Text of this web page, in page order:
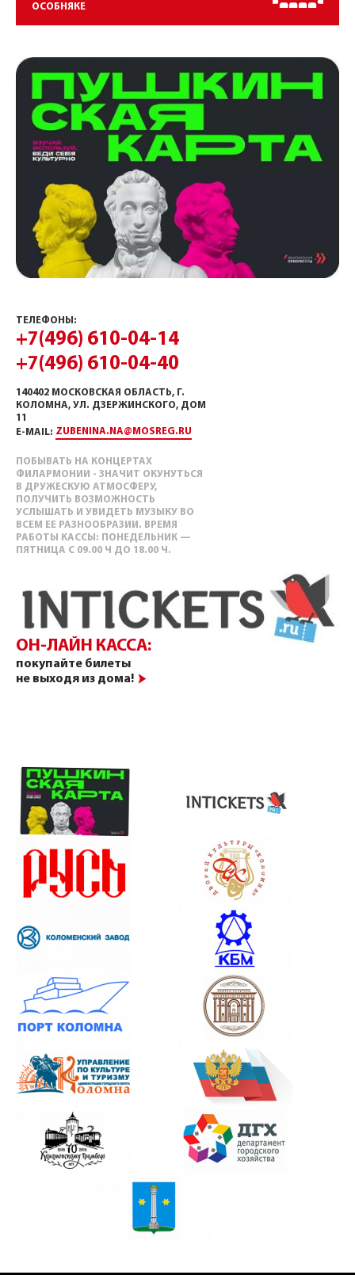
ОСОБНЯКЕ
ТЕЛЕФОНЫ:
+7(496) 610-04-14
+7(496) 610-04-40
140402 МОСКОВСКАЯ ОБЛАСТЬ, Г.
КОЛОМНА, УЛ. ДЗЕРЖИНСКОГО, ДОМ
11
E-MAIL: ZUBENINA.NA@MOSREG.RU
ПОБЫВАТЬ НА КОНЦЕРТАХ
ФИЛАРМОНИИ - ЗНАЧИТ ОКУНУТЬСЯ
В ДРУЖЕСКУЮ АТМОСФЕРУ,
ПОЛУЧИТЬ ВОЗМОЖНОСТЬ
УСЛЫШАТЬ И УВИДЕТЬ МУЗЫКУ ВО
ВСЕМ ЕЕ РАЗНООБРАЗИИ. ВРЕМЯ
РАБОТЫ КАССЫ: ПОНЕДЕЛЬНИК —
ПЯТНИЦА С 09.00 Ч ДО 18.00 Ч.
ОН-ЛАЙН КАССА:
покупайте билеты
не выходя из дома!